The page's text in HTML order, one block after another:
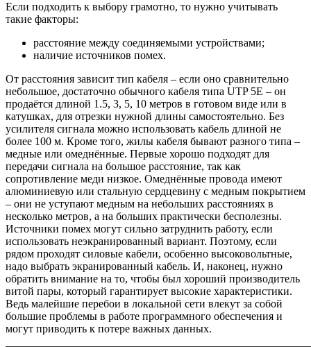
Если подходить к выбору грамотно, то нужно учитывать
такие факторы:
расстояние между соединяемыми устройствами;
наличие источников помех.
От расстояния зависит тип кабеля – если оно сравнительно
небольшое, достаточно обычного кабеля типа UTP 5E – он
продаётся длиной 1.5, 3, 5, 10 метров в готовом виде или в
катушках, для отрезки нужной длины самостоятельно. Без
усилителя сигнала можно использовать кабель длиной не
более 100 м. Кроме того, жилы кабеля бывают разного типа –
медные или омеднённые. Первые хорошо подходят для
передачи сигнала на большое расстояние, так как
сопротивление меди низкое. Омеднённые провода имеют
алюминиевую или стальную сердцевину с медным покрытием
– они не уступают медным на небольших расстояниях в
несколько метров, а на больших практически бесполезны.
Источники помех могут сильно затруднить работу, если
использовать неэкранированный вариант. Поэтому, если
рядом проходят силовые кабели, особенно высоковольтные,
надо выбрать экранированный кабель. И, наконец, нужно
обратить внимание на то, чтобы был хороший производитель
витой пары, который гарантирует высокие характеристики.
Ведь малейшие перебои в локальной сети влекут за собой
большие проблемы в работе программного обеспечения и
могут приводить к потере важных данных.